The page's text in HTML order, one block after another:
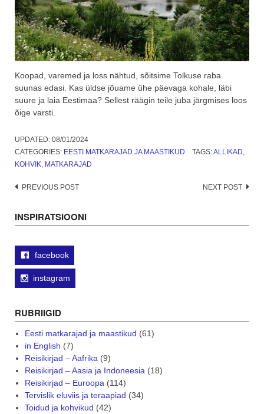
Koopad, varemed ja loss nähtud, sõitsime Tolkuse raba
suunas edasi. Kas üldse jõuame ühe päevaga kohale, läbi
suure ja laia Eestimaa? Sellest räägin teile juba järgmises loos
õige varsti.
UPDATED: 08/01/2024
CATEGORIES: EESTI MATKARAJAD JA MAASTIKUD TAGS:ALLIKAD,
KOHVIK, MATKARAJAD
Post
PREVIOUS POST NEXT POST
INSPIRATSIOONI
facebook
instagram
RUBRIIGID
Eesti matkarajad ja maastikud (61)
in English (7)
Reisikirjad – Aafrika (9)
Reisikirjad – Aasia ja Indoneesia (18)
Reisikirjad – Euroopa (114)
Tervislik eluviis ja teraapiad (34)
Toidud ja kohvikud (42)